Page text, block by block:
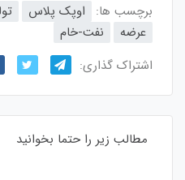
برچسب ها: اوپک پلاس
عرضه
نفت-خام
اشتراک گذاری:
مطالب زیر را حتما بخوانید